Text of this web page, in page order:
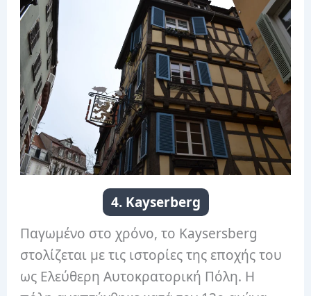
4. Kayserberg
Παγωμένο στο χρόνο, το Kaysersberg
στολίζεται με τις ιστορίες της εποχής του
ως Ελεύθερη Αυτοκρατορική Πόλη. Η